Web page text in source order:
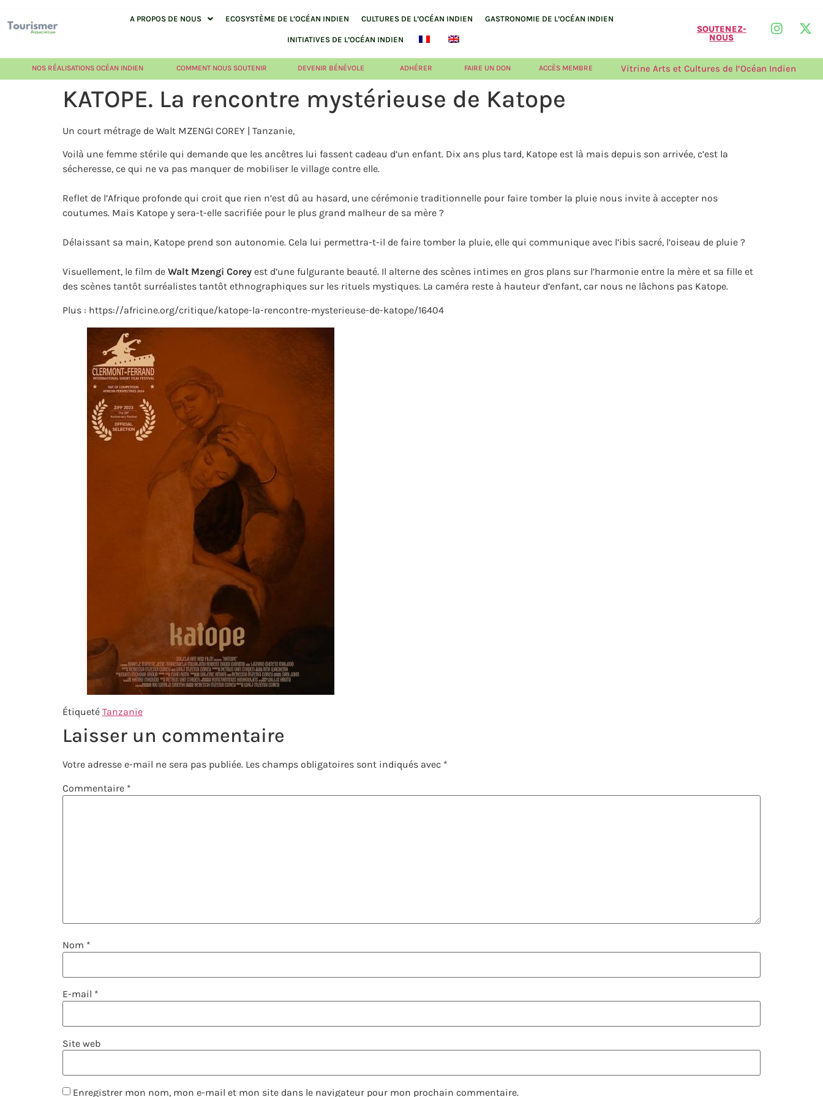
A PROPOS DE NOUS ECOSYSTÈME DE L’OCÉAN INDIEN CULTURES DE L’OCÉAN INDIEN GASTRONOMIE DE L’OCÉAN INDIEN
INITIATIVES DE L’OCÉAN INDIEN
SOUTENEZ-
NOUS
NOS RÉALISATIONS OCÉAN INDIEN COMMENT NOUS SOUTENIR DEVENIR BÉNÉVOLE ADHÉRER FAIRE UN DON ACCÈS MEMBRE Vitrine Arts et Cultures de l’Océan Indien
KATOPE. La rencontre mystérieuse de Katope
Un court métrage de Walt MZENGI COREY | Tanzanie,
Voilà une femme stérile qui demande que les ancêtres lui fassent cadeau d’un enfant. Dix ans plus tard, Katope est là mais depuis son arrivée, c’est la
sécheresse, ce qui ne va pas manquer de mobiliser le village contre elle.
Reflet de l’Afrique profonde qui croit que rien n’est dû au hasard, une cérémonie traditionnelle pour faire tomber la pluie nous invite à accepter nos
coutumes. Mais Katope y sera-t-elle sacrifiée pour le plus grand malheur de sa mère ?
Délaissant sa main, Katope prend son autonomie. Cela lui permettra-t-il de faire tomber la pluie, elle qui communique avec l’ibis sacré, l’oiseau de pluie ?
Visuellement, le film de Walt Mzengi Corey est d’une fulgurante beauté. Il alterne des scènes intimes en gros plans sur l’harmonie entre la mère et sa fille et
des scènes tantôt surréalistes tantôt ethnographiques sur les rituels mystiques. La caméra reste à hauteur d’enfant, car nous ne lâchons pas Katope.
Plus : https://africine.org/critique/katope-la-rencontre-mysterieuse-de-katope/16404
Étiqueté Tanzanie
Laisser un commentaire
Votre adresse e-mail ne sera pas publiée. Les champs obligatoires sont indiqués avec *
Commentaire *
Nom *
E-mail *
Site web
Enregistrer mon nom, mon e-mail et mon site dans le navigateur pour mon prochain commentaire.